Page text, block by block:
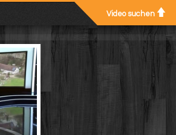
Video suchen